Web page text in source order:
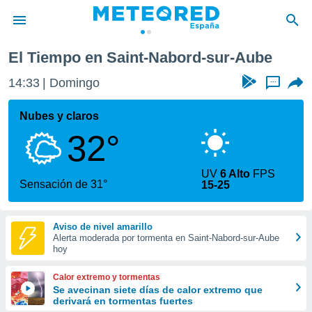
de
por
que se
calidad.
a este
las
y
forma
digital
basada
El Tiempo en Saint-Nabord-sur-Aube
14:33 Domingo ...
Nubes y claros
32°
Sensación de 31°
UV6 Alto FPS
15-25
Aviso de nivel amarillo
Alerta moderada por tormenta en Saint-Nabord-sur-Aube
hoy
Calor extremo y tormentas
Se avecinan siete días de calor extremo que
derivará en tormentas fuertes